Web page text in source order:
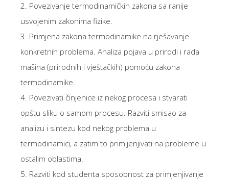
2. Povezivanje termodinamičkih zakona sa ranije
usvojenim zakonima fizike.
3. Primjena zakona termodinamike na rješavanje
konkretnih problema. Analiza pojava u prirodi i rada
mašina (prirodnih i vještačkih) pomoću zakona
termodinamike.
4. Povezivati činjenice iz nekog procesa i stvarati
opštu sliku o samom procesu. Razviti smisao za
analizu i sintezu kod nekog problema u
termodinamici, a zatim to primijenjivati na probleme u
ostalim oblastima.
5. Razviti kod studenta sposobnost za primjenjivanje